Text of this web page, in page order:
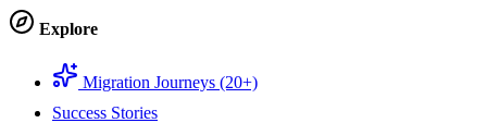
Explore
Migration Journeys (20+)
Success Stories